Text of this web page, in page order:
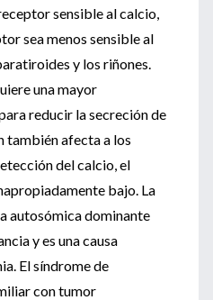
sensible al calcio,
sea menos sensible al
y los riñones.
una mayor
reducir la secreción de
también afecta a los
del calcio, el
bajo. La
autosómica dominante
y es una causa
El síndrome de
con tumor